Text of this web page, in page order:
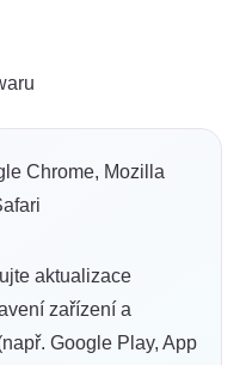
Chrome, Mozilla
aktualizace
zařízení a
Google Play, App